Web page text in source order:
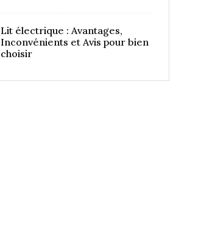
Lit électrique : Avantages,
Inconvénients et Avis pour bien
choisir